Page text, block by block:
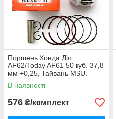
Поршень Хонда Діо
AF62/Today AF61 50 куб. 37,8
мм +0,25, Тайвань MSU.
В наявності
576 ₴/комплект